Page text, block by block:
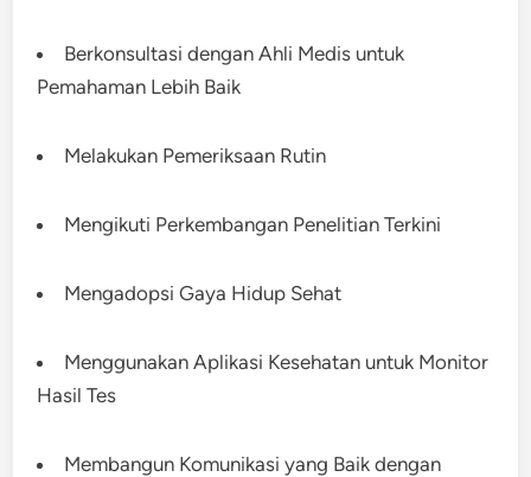
Berkonsultasi dengan Ahli Medis untuk
Pemahaman Lebih Baik
Melakukan Pemeriksaan Rutin
Mengikuti Perkembangan Penelitian Terkini
Mengadopsi Gaya Hidup Sehat
Menggunakan Aplikasi Kesehatan untuk Monitor
Hasil Tes
Membangun Komunikasi yang Baik dengan